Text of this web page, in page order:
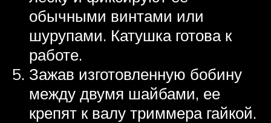
обычными винтами или
шурупами. Катушка готова к
работе.
Зажав изготовленную бобину
между двумя шайбами, ее
крепят к валу триммера гайкой.